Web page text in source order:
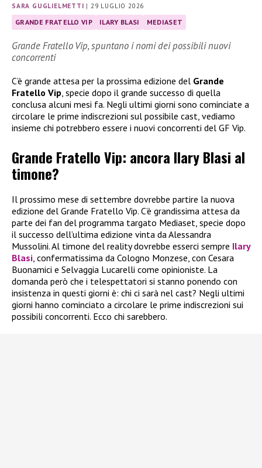
SARA GUGLIELMETTI |29 LUGLIO 2026
GRANDE FRATELLO VIP ILARY BLASI MEDIASET
Grande Fratello Vip, spuntano i nomi dei possibili nuovi
concorrenti
C’è grande attesa per la prossima edizione del Grande
Fratello Vip , specie dopo il grande successo di quella
conclusa alcuni mesi fa. Negli ultimi giorni sono cominciate a
circolare le prime indiscrezioni sul possibile cast, vediamo
insieme chi potrebbero essere i nuovi concorrenti del GF Vip.
Grande Fratello Vip: ancora Ilary Blasi al
timone?
Il prossimo mese di settembre dovrebbe partire la nuova
edizione del Grande Fratello Vip. C’è grandissima attesa da
parte dei fan del programma targato Mediaset, specie dopo
il successo dell’ultima edizione vinta da Alessandra
Mussolini. Al timone del reality dovrebbe esserci sempre Ilary
Blasi, confermatissima da Cologno Monzese, con Cesara
Buonamici e Selvaggia Lucarelli come opinioniste. La
domanda però che i telespettatori si stanno ponendo con
insistenza in questi giorni è: chi ci sarà nel cast? Negli ultimi
giorni hanno cominciato a circolare le prime indiscrezioni sui
possibili concorrenti. Ecco chi sarebbero.